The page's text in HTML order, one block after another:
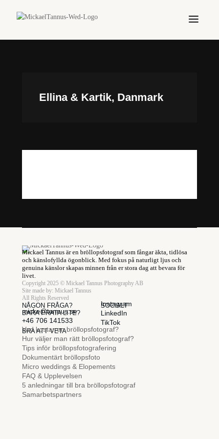
Ellina & Kartik, Danmark
Mickael Tannus är en bröllopsfotograf som fångar äkta, tidlösa
och känslofyllda ögonblick. Med fokus på naturligt ljus och
genuina känslor skapas minnen från er stora dag att bevara för
livet.
Copyright 2025 © Mickael Tannus Photography AB
Site made by: Mickael Tannus
All Rights Reserved
NÅGON FRÅGA?
BARA PRATA LITE?
micke@tannus.se
+46 706 141533
SOCIALT
Instagram
LinkedIn
TikTok
BRA ATT VETA
Vad kostar en bröllopsfotograf?
Hur väljer man rätt bröllopsfotograf?
Tips inför bröllopsfotografering
Dokumentärt bröllopsfoto
Micro weddings & Elopements
FAQ & Upplevelsen
5 anledningar till bra bröllopsfotograf
Samarbetspartners